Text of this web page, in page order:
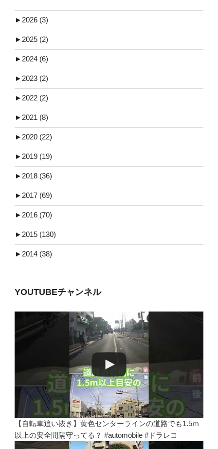
► 2026 (3)
► 2025 (2)
► 2024 (6)
► 2023 (2)
► 2022 (2)
► 2021 (8)
► 2020 (22)
► 2019 (19)
► 2018 (36)
► 2017 (69)
► 2016 (70)
► 2015 (130)
► 2014 (38)
YOUTUBEチャンネル
【自転車追い抜き】黄色センターラインの道路でも1.5ｍ
以上の安全間隔守ってる？ #automobile #ドラレコ